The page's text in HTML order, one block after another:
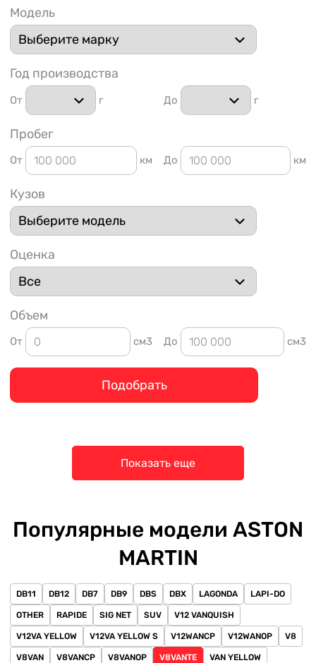
91
Модель
Год производства
От г До г
Пробег
От км До км
Кузов
Оценка
Объем
От см3 До см3
Подобрать
Показать еще
Популярные модели ASTON
MARTIN
DB11 DB12 DB7 DB9 DBS DBX LAGONDA LAPI-DO
OTHER RAPIDE SIG NET SUV V12 VANQUISH
V12VA YELLOW V12VA YELLOW S V12WANCP V12WANOP V8
V8VAN V8VANCP V8VANOP V8VANTE VAN YELLOW